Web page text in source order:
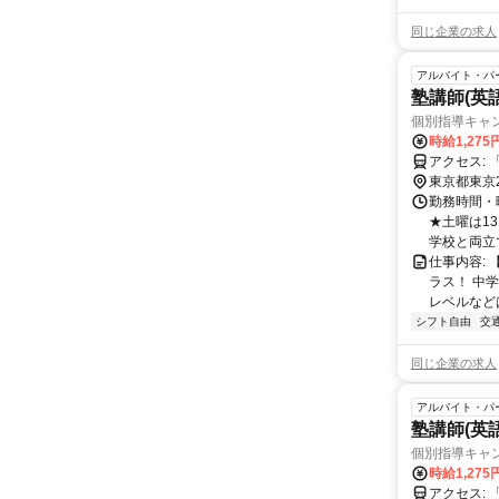
同じ企業の求人
アルバイト・パ
塾講師(英
個別指導キ
時給1,275
東京都東
勤務時間
★土曜は
学校と両立
仕事内容:
ラス！ 中
レベルな
シフト自由 交
同じ企業の求人
アルバイト・パ
塾講師(英
個別指導キ
時給1,275